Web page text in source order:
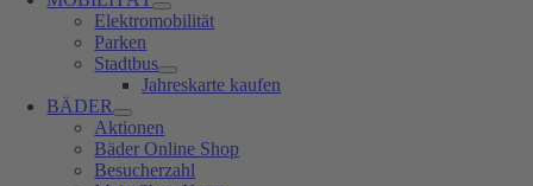
Elektromobilität
Parken
Stadtbus
Jahreskarte kaufen
BÄDER
Aktionen
Bäder Online Shop
Besucherzahl